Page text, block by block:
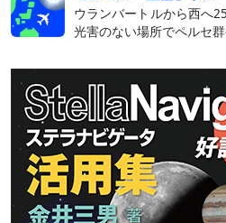
ウランバートルから西へ
光害のない場所でペルセ